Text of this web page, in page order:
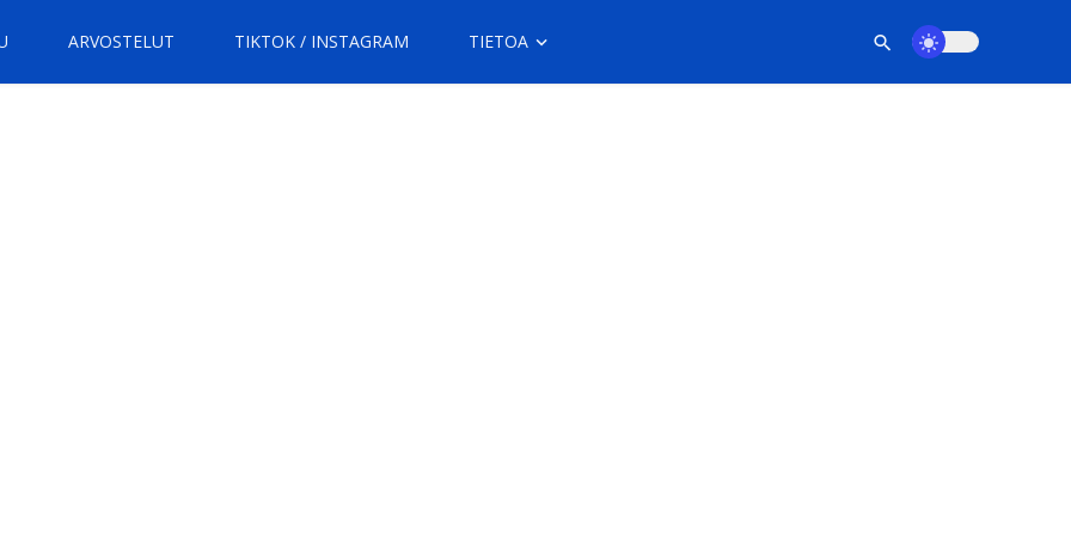
ARVOSTELUT TIKTOK / INSTAGRAM TIETOA